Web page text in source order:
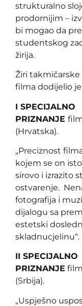
strukturalno
prodornijim –
bi mogao da
studentskog
žirija.
Žiri takmičarske
filma dodijelio
I SPECIJALNO
PRIZNANJE
(Hrvatska).
„Preciznost
kojem se on
sirovo i izrazito
ostvarenje.
fotografija i
dijalogu sa
estetski
skladnucjelinu“.
II SPECIJALNO
PRIZNANJE
(Srbija).
„Uspješno